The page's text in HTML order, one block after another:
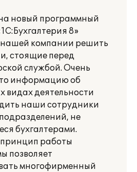
новый программный
8»
нашей компании решить
стоящие перед
службой. Очень
информацию об
видах деятельности
наши сотрудники
не
бухгалтерами.
работы
позволяет
многофирменный